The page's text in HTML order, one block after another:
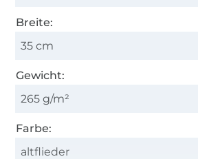
Breite:
35 cm
Gewicht:
265 g/m²
Farbe:
altflieder